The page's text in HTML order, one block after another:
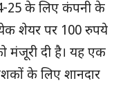
25 के लिए कंपनी के
शेयर पर 100 रुपये
मंजूरी दी है। यह एक
के लिए शानदार